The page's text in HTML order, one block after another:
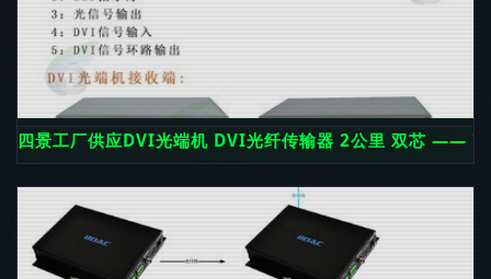
四景工厂供应DVI光端机 DVI光纤传输器 2公里 双芯 —— 高